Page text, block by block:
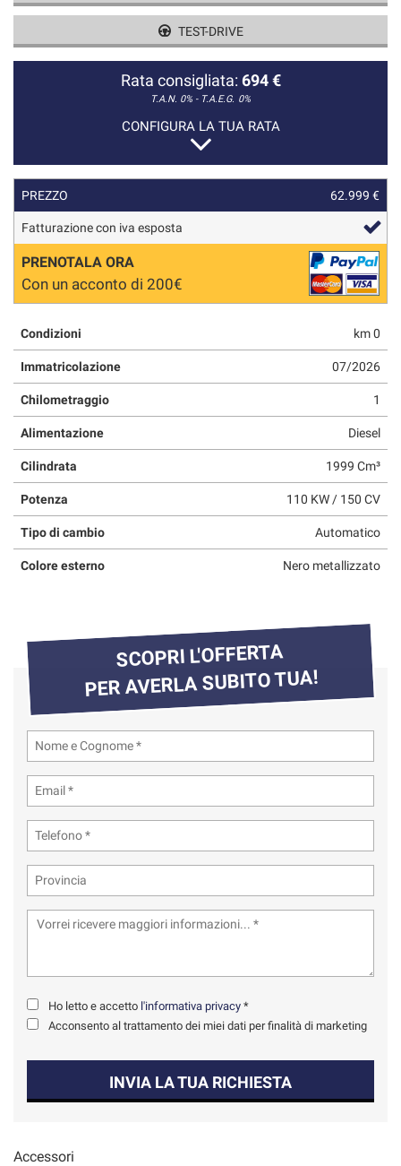
TEST-DRIVE
Rata consigliata: 694 €
T.A.N. 0% - T.A.E.G. 0%
CONFIGURA LA TUA RATA
PREZZO 62.999 €
Fatturazione con iva esposta
PRENOTALA ORA
Con un acconto di 200€
Condizioni km 0
Immatricolazione 07/2026
Chilometraggio 1
Alimentazione Diesel
Cilindrata 1999 Cm³
Potenza 110 KW / 150 CV
Tipo di cambio Automatico
Colore esterno Nero metallizzato
SCOPRI L'OFFERTA
PER AVERLA SUBITO TUA!
Ho letto e accetto l'informativa privacy *
Acconsento al trattamento dei miei dati per finalità di marketing
INVIA LA TUA RICHIESTA
Accessori